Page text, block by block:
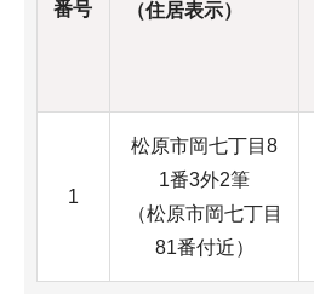
番号
（住居表示）
1
松原市岡七丁目8
1番3外2筆
（松原市岡七丁目
81番付近）